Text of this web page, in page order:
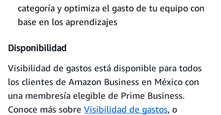
categoría y optimiza el gasto de tu equipo con
base en los aprendizajes
Disponibilidad
Visibilidad de gastos está disponible para todos
los clientes de Amazon Business en México con
una membresía elegible de Prime Business.
Conoce más sobre Visibilidad de gastos, o